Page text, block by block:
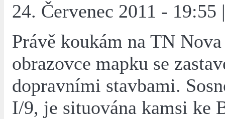
24. Červenec 2011 - 19:55
Právě koukám na TN
obrazovce mapku se
dopravními stavbami.
I/9, je situována kamsi ke